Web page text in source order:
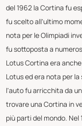
del 1962 la Cortina fu
fu scelto all'ultimo
nota per le Olimpiadi
fu sottoposta a
Lotus Cortina era
Lotus ed era nota per
l'auto fu arricchita da
trovare una Cortina in
più parti del mondo.